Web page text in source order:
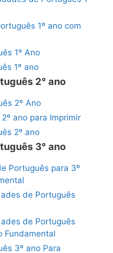
1º ano com
1º Ano
1º ano
2° ano
2º Ano
ano para Imprimir
2º ano
3° ano
Português para 3º
de Português
de Português
Fundamental
3º ano Para